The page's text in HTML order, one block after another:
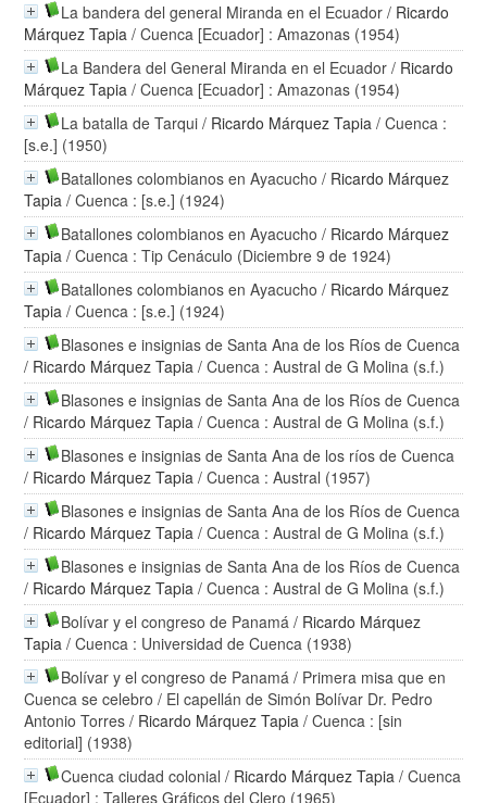
La bandera del general Miranda en el Ecuador / Ricardo
Márquez Tapia / Cuenca [Ecuador] : Amazonas (1954)
La Bandera del General Miranda en el Ecuador / Ricardo
Márquez Tapia / Cuenca [Ecuador] : Amazonas (1954)
La batalla de Tarqui / Ricardo Márquez Tapia / Cuenca :
[s.e.] (1950)
Batallones colombianos en Ayacucho / Ricardo Márquez
Tapia / Cuenca : [s.e.] (1924)
Batallones colombianos en Ayacucho / Ricardo Márquez
Tapia / Cuenca : Tip Cenáculo (Diciembre 9 de 1924)
Batallones colombianos en Ayacucho / Ricardo Márquez
Tapia / Cuenca : [s.e.] (1924)
Blasones e insignias de Santa Ana de los Ríos de Cuenca
/ Ricardo Márquez Tapia / Cuenca : Austral de G Molina (s.f.)
Blasones e insignias de Santa Ana de los Ríos de Cuenca
/ Ricardo Márquez Tapia / Cuenca : Austral de G Molina (s.f.)
Blasones e insignias de Santa Ana de los ríos de Cuenca
/ Ricardo Márquez Tapia / Cuenca : Austral (1957)
Blasones e insignias de Santa Ana de los Ríos de Cuenca
/ Ricardo Márquez Tapia / Cuenca : Austral de G Molina (s.f.)
Blasones e insignias de Santa Ana de los Ríos de Cuenca
/ Ricardo Márquez Tapia / Cuenca : Austral de G Molina (s.f.)
Bolívar y el congreso de Panamá / Ricardo Márquez
Tapia / Cuenca : Universidad de Cuenca (1938)
Bolívar y el congreso de Panamá / Primera misa que en
Cuenca se celebro / El capellán de Simón Bolívar Dr. Pedro
Antonio Torres / Ricardo Márquez Tapia / Cuenca : [sin
editorial] (1938)
Cuenca ciudad colonial / Ricardo Márquez Tapia / Cuenca
[Ecuador] : Talleres Gráficos del Clero (1965)